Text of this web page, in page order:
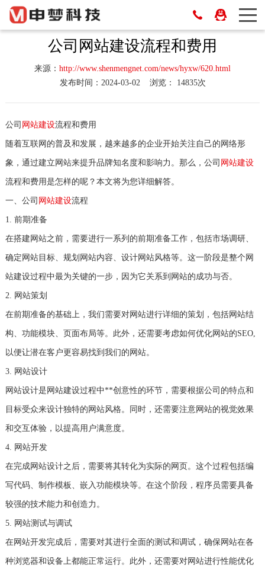
公司网站建设流程和费用
来源： http://www.shenmengnet.com/news/hyxw/620.html
发布时间：2024-03-02
浏览： 14835次
公司 网站建设流程和费用
随着互联网的普及和发展，越来越多的企业开始关注自己的网络形
象，通过建立网站来提升品牌知名度和影响力。那么，公司 网站建设
流程和费用是怎样的呢？本文将为您详细解答。
一、公司 网站建设流程
1. 前期准备
在搭建网站之前，需要进行一系列的前期准备工作，包括市场调研、
确定网站目标、规划网站内容、设计网站风格等。这一阶段是整个网
站建设过程中最为关键的一步，因为它关系到网站的成功与否。
2. 网站策划
在前期准备的基础上，我们需要对网站进行详细的策划，包括网站结
构、功能模块、页面布局等。此外，还需要考虑如何优化网站的SEO,
以便让潜在客户更容易找到我们的网站。
3. 网站设计
网站设计是网站建设过程中**创意性的环节，需要根据公司的特点和
目标受众来设计独特的网站风格。同时，还需要注意网站的视觉效果
和交互体验，以提高用户满意度。
4. 网站开发
在完成网站设计之后，需要将其转化为实际的网页。这个过程包括编
写代码、制作模板、嵌入功能模块等。在这个阶段，程序员需要具备
较强的技术能力和创造力。
5. 网站测试与调试
在网站开发完成后，需要对其进行全面的测试和调试，确保网站在各
种浏览器和设备上都能正常运行。此外，还需要对网站进行性能优化